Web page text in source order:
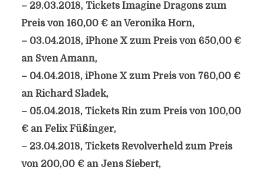
– 29.03.2018, Tickets Imagine Dragons zum
Preis von 160,00 € an Veronika Horn,
– 03.04.2018, iPhone X zum Preis von 650,00 €
an Sven Amann,
– 04.04.2018, iPhone X zum Preis von 760,00 €
an Richard Sladek,
– 05.04.2018, Tickets Rin zum Preis von 100,00
€ an Felix Füßinger,
– 23.04.2018, Tickets Revolverheld zum Preis
von 200,00 € an Jens Siebert,